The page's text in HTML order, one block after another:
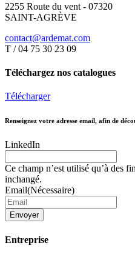
2255 Route du vent - 07320
SAINT-AGRÈVE
contact@ardemat.com
T / 04 75 30 23 09
Téléchargez nos catalogues
Télécharger
Renseignez votre adresse email, afin de
LinkedIn
Ce champ n’est utilisé qu’à des
inchangé.
Email(Nécessaire)
Envoyer
Entreprise